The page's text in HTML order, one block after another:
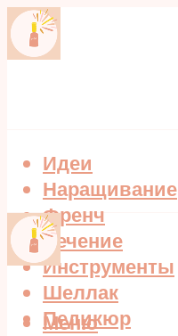
Идеи
Наращивание
Френч
Лечение
Инструменты
Шеллак
Педикюр
Меню